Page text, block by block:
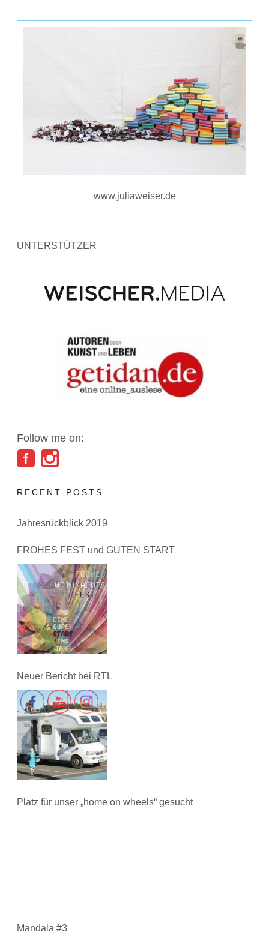
www.juliaweiser.de
UNTERSTÜTZER
Follow me on:
RECENT POSTS
Jahresrückblick 2019
FROHES FEST und GUTEN START
Neuer Bericht bei RTL
Platz für unser „home on wheels“ gesucht
Mandala #3